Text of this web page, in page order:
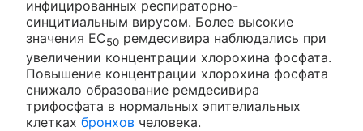
инфицированных респираторно-
синцитиальным вирусом. Более высокие
значения EC50 ремдесивира наблюдались при
увеличении концентрации хлорохина фосфата.
Повышение концентрации хлорохина фосфата
снижало образование ремдесивира
трифосфата в нормальных эпителиальных
клетках бронхов человека.